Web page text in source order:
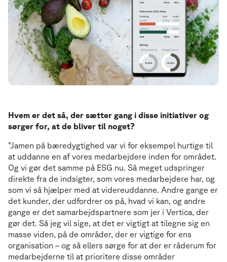
Hvem er det så, der sætter gang i disse initiativer og
sørger for, at de bliver til noget?
”Jamen på bæredygtighed var vi for eksempel hurtige til
at uddanne en af vores medarbejdere inden for området.
Og vi gør det samme på ESG nu. Så meget udspringer
direkte fra de indsigter, som vores medarbejdere har, og
som vi så hjælper med at videreuddanne. Andre gange er
det kunder, der udfordrer os på, hvad vi kan, og andre
gange er det samarbejdspartnere som jer i Vertica, der
gør det. Så jeg vil sige, at det er vigtigt at tilegne sig en
masse viden, på de områder, der er vigtige for ens
organisation – og så ellers sørge for at der er råderum for
medarbejderne til at prioritere disse områder